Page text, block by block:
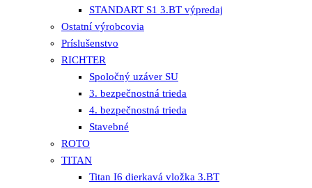
STANDART S1 3.BT výpredaj
Ostatní výrobcovia
Príslušenstvo
RICHTER
Spoločný uzáver SU
3. bezpečnostná trieda
4. bezpečnostná trieda
Stavebné
ROTO
TITAN
Titan I6 dierkavá vložka 3.BT